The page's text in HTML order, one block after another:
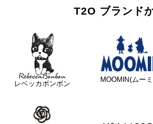
T2O ブランド
レベッカボンボン MOOMIN(ムー